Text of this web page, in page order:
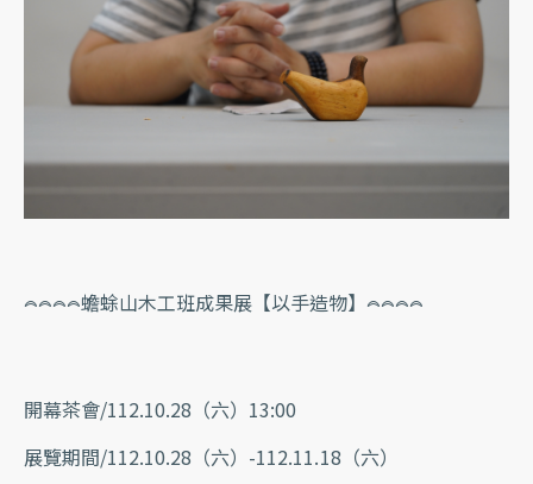
​𖤋𖤋𖤋𖤋蟾蜍山木工班成果展【以手造物】𖤋𖤋𖤋𖤋
開幕茶會/112.10.28（六）13:00
展覽期間/112.10.28（六）-112.11.18（六）